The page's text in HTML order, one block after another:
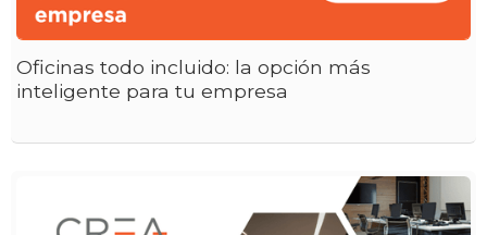
Oficinas todo incluido: la opción más
inteligente para tu empresa